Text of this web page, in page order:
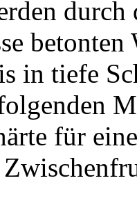
in tiefe
für